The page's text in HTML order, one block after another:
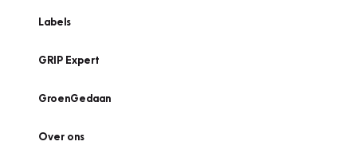
Labels
GRIP Expert
GroenGedaan
Over ons